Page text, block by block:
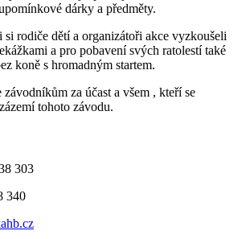
dárky a předměty.
si rodiče dětí a organizátoři akce vyzkoušeli
a pro pobavení svých ratolestí také
koně s hromadným startem.
za účast a všem , kteří se
tohoto závodu.
303
340